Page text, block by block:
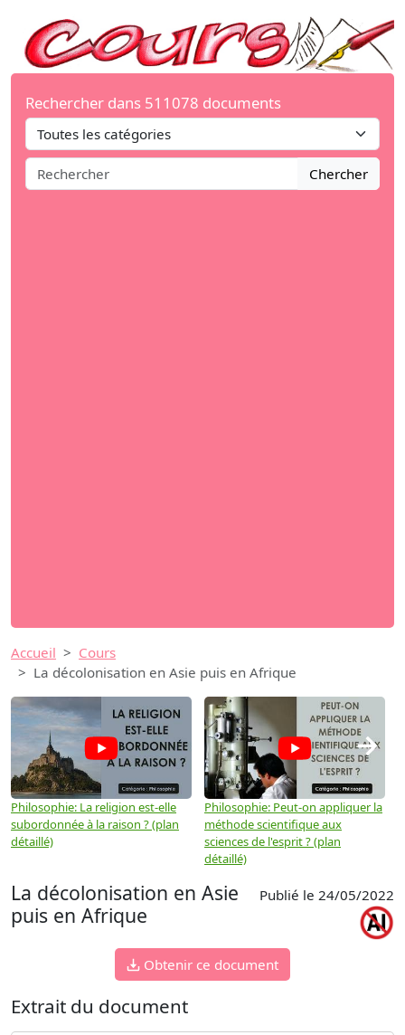
Rechercher dans 511078 documents
Chercher
Accueil
Cours
La décolonisation en Asie puis en Afrique
Philosophie: La religion est-elle
subordonnée à la raison ? (plan
détaillé)
Philosophie: Peut-on appliquer la
méthode scientifique aux
sciences de l'esprit ? (plan
détaillé)
→
La décolonisation en Asie
puis en Afrique
Publié le 24/05/2022
Obtenir ce document
Extrait du document